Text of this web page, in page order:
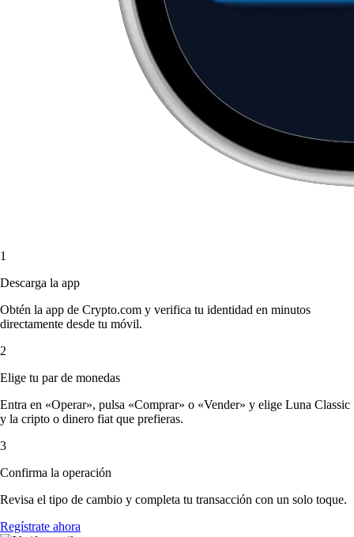
1
Descarga la app
Obtén la app de Crypto.com y verifica tu identidad en minutos
directamente desde tu móvil.
2
Elige tu par de monedas
Entra en «Operar», pulsa «Comprar» o «Vender» y elige Luna Classic
y la cripto o dinero fiat que prefieras.
3
Confirma la operación
Revisa el tipo de cambio y completa tu transacción con un solo toque.
Regístrate ahora